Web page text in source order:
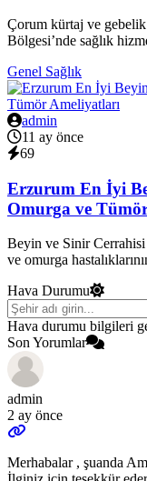
Çorum kürtaj ve
Bölgesi’nde sağlık
Genel Sağlık
admin
11 ay önce
69
Erzurum En İyi
Omurga ve
Beyin ve Sinir
ve omurga
Hava Durumu
Hava durumu bilgileri
Son Yorumlar
admin
2 ay önce
Merhabalar , şuanda